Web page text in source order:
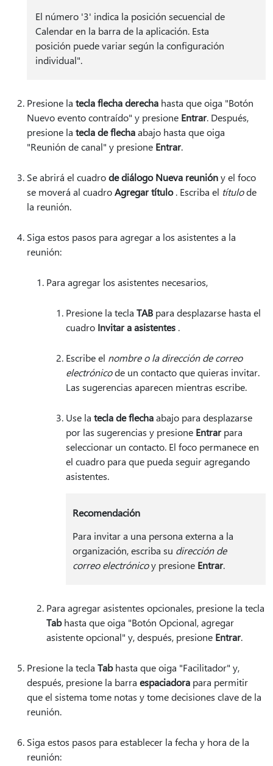
El número '3' indica la posición secuencial de
Calendar en la barra de la aplicación. Esta
posición puede variar según la configuración
individual".
Presione la tecla flecha derecha hasta que oiga "Botón
Nuevo evento contraído" y presione Entrar. Después,
presione la tecla de flechaabajo hasta que oiga
"Reunión de canal" y presione Entrar.
Se abrirá el cuadrode diálogo Nueva reunióny el foco
se moverá al cuadroAgregar título. Escriba el títulode
la reunión.
Siga estos pasos para agregar a los asistentes a la
reunión:
Para agregar los asistentes necesarios,
Presione la tecla TAB para desplazarse hasta el
cuadro Invitar a asistentes .
Escribe el nombre o la dirección de correo
electrónicode un contacto que quieras invitar.
Las sugerencias aparecen mientras escribe.
Use la tecla de flechaabajo para desplazarse
por las sugerencias y presione Entrarpara
seleccionar un contacto. El foco permanece en
el cuadro para que pueda seguir agregando
asistentes.
Recomendación
Para invitar a una persona externa a la
organización, escriba su dirección de
correo electrónicoy presione Entrar.
Para agregar asistentes opcionales, presione la tecla
Tabhasta que oiga "Botón Opcional, agregar
asistente opcional" y, después, presione Entrar.
Presione la tecla Tabhasta que oiga "Facilitador" y,
después, presione la barra espaciadora para permitir
que el sistema tome notas y tome decisiones clave de la
reunión.
Siga estos pasos para establecer la fecha y hora de la
reunión: